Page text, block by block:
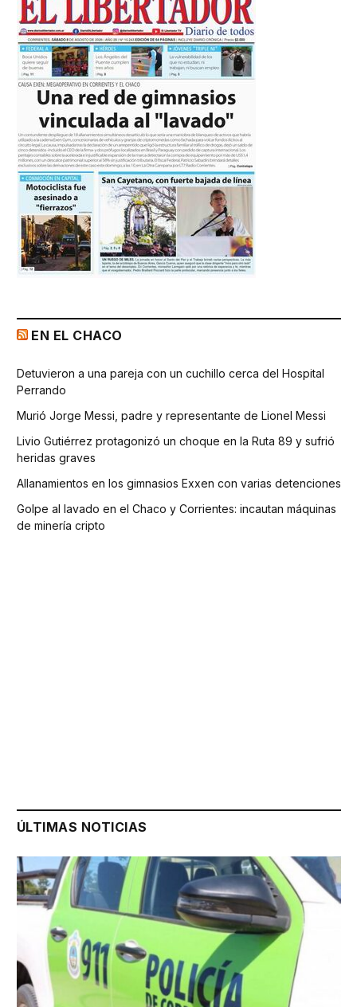
EN EL CHACO
Detuvieron a una pareja con un cuchillo cerca del Hospital
Perrando
Murió Jorge Messi, padre y representante de Lionel Messi
Livio Gutiérrez protagonizó un choque en la Ruta 89 y sufrió
heridas graves
Allanamientos en los gimnasios Exxen con varias detenciones
Golpe al lavado en el Chaco y Corrientes: incautan máquinas
de minería cripto
ÚLTIMAS NOTICIAS